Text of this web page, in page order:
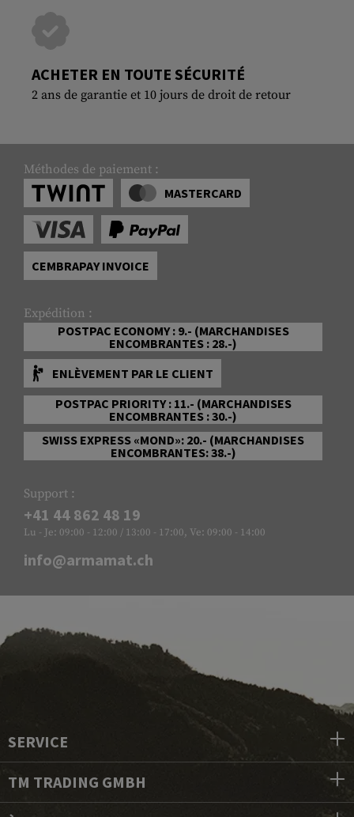
ACHETER EN TOUTE SÉCURITÉ
2 ans de garantie et 10 jours de droit de retour
Méthodes de paiement :
MASTERCARD
CEMBRAPAY INVOICE
Expédition :
POSTPAC ECONOMY : 9.- (MARCHANDISES
ENCOMBRANTES : 28.-)
ENLÈVEMENT PAR LE CLIENT
POSTPAC PRIORITY : 11.- (MARCHANDISES
ENCOMBRANTES : 30.-)
SWISS EXPRESS «MOND»: 20.- (MARCHANDISES
ENCOMBRANTES: 38.-)
Support :
+41 44 862 48 19
Lu - Je: 09:00 - 12:00 / 13:00 - 17:00, Ve: 09:00 - 14:00
info@armamat.ch
SERVICE
TM TRADING GMBH